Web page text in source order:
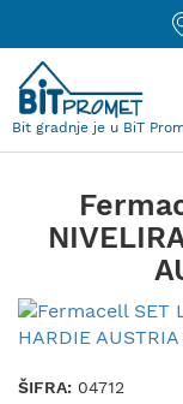
Bit gradnje je u BiT
ŠIFRA: 04712